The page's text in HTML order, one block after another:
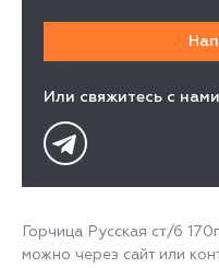
Или свяжитесь с
Горчица Русская ст/б
можно через сайт или